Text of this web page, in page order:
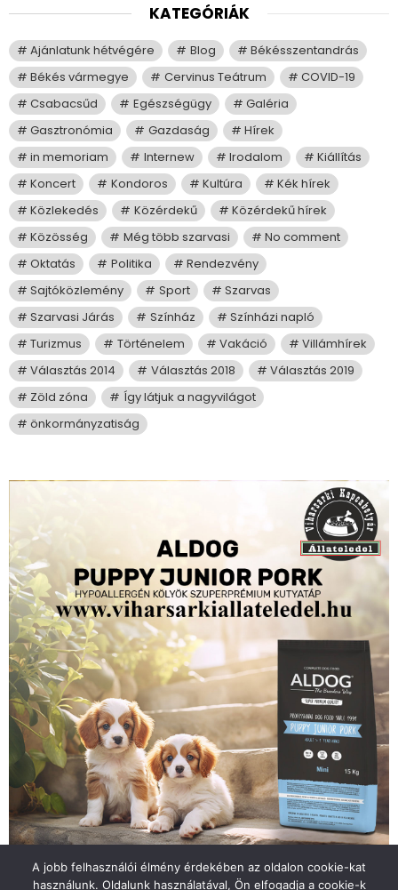
KATEGÓRIÁK
Ajánlatunk hétvégére Blog
Békésszentandrás
Békés vármegye
Cervinus Teátrum
COVID-19
Csabacsűd
Egészségügy
Galéria
Gasztronómia
Gazdaság
Hírek
in memoriam
Internew Irodalom
Kiállítás
Koncert
Kondoros Kultúra
Kék hírek
Közlekedés
Közérdekű
Közérdekű hírek
Közösség
Még több szarvasi
No comment
Oktatás
Politika
Rendezvény
Sajtóközlemény
Sport
Szarvas
Szarvasi Járás
Színház
Színházi napló
Turizmus
Történelem Vakáció
Villámhírek
Választás 2014
Választás 2018
Választás 2019
Zöld zóna
Így látjuk a nagyvilágot
önkormányzatiság
A jobb felhasználói élmény érdekében az oldalon cookie-kat
használunk. Oldalunk használatával, Ön elfogadja a cookie-k